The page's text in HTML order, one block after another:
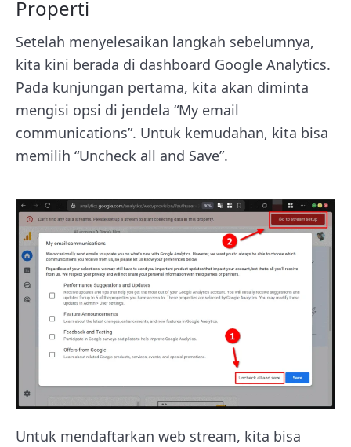
Properti
Setelah menyelesaikan langkah sebelumnya,
kita kini berada di dashboard Google Analytics.
Pada kunjungan pertama, kita akan diminta
mengisi opsi di jendela “My email
communications”. Untuk kemudahan, kita bisa
memilih “Uncheck all and Save”.
Untuk mendaftarkan web stream, kita bisa